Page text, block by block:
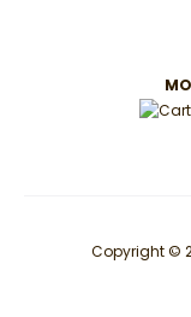
Copyright ©